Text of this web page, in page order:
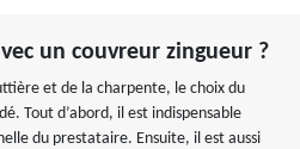
un couvreur zingueur ?
et de la charpente, le choix du
Tout d’abord, il est indispensable
du prestataire. Ensuite, il est aussi